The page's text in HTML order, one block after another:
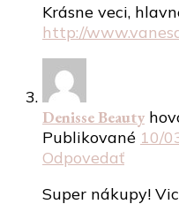
Krásne veci,
http://
Denisse Beauty
Publikované 10/
Odpovedať
Super nákupy!